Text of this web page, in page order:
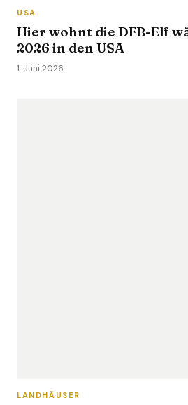
USA
Hier wohnt die DFB-Elf
2026 in den USA
1. Juni 2026
LANDHÄUSER